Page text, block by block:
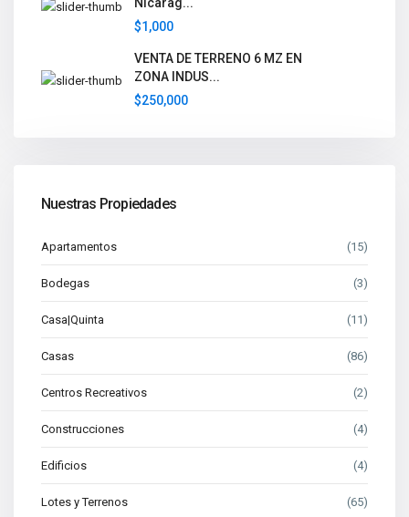
$1,000
VENTA DE TERRENO 6 MZ EN
ZONA INDUS...
$250,000
Nuestras Propiedades
Apartamentos (15)
Bodegas (3)
Casa|Quinta (11)
Casas (86)
Centros Recreativos (2)
Construcciones (4)
Edificios (4)
Lotes y Terrenos (65)